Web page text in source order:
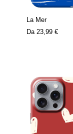
La Mer
Da 23,99 €